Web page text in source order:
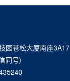
园苍松大厦南座3A17
同号)